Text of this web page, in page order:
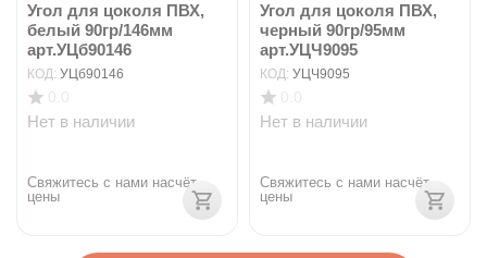
Угол для цоколя ПВХ,
белый 90гр/146мм
арт.УЦб90146
КОД: УЦб90146
Нет в наличии
Свяжитесь с нами насчёт
цены
Угол для цоколя ПВХ,
черный 90гр/95мм
арт.УЦЧ9095
КОД: УЦЧ9095
Нет в наличии
Свяжитесь с нами насчёт
цены